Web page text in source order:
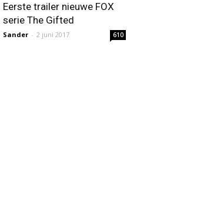
Eerste trailer nieuwe FOX
serie The Gifted
Sander - 2 juni 2017 610